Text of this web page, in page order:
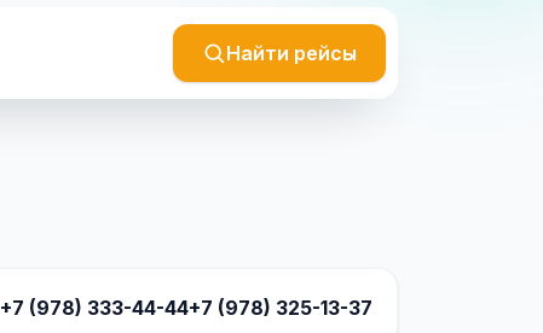
Найти рейсы
+7 (978) 333-44-44+7 (978) 325-13-37